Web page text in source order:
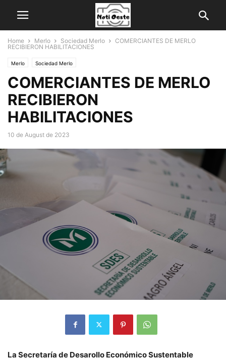
Home Merlo Sociedad Merlo
COMERCIANTES DE MERLO
RECIBIERON HABILITACIONES
Merlo Sociedad Merlo
COMERCIANTES DE MERLO
RECIBIERON
HABILITACIONES
10 de August de 2023
La Secretaría de Desarollo Económico Sustentable